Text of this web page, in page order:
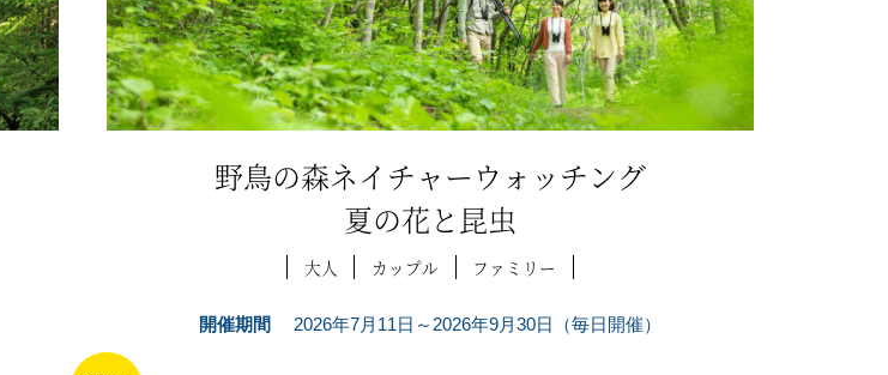
野鳥の森ネイチャーウォッチング
夏の花と昆虫
大人 カップル ファミリー
開催期間 2026年7月11日～2026年9月30日（毎日開催）